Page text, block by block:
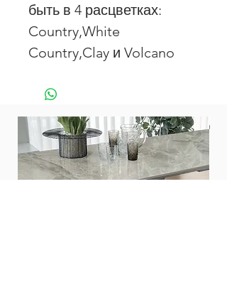
быть в 4 расцветках:
Country,White
Country,Clay и Volcano